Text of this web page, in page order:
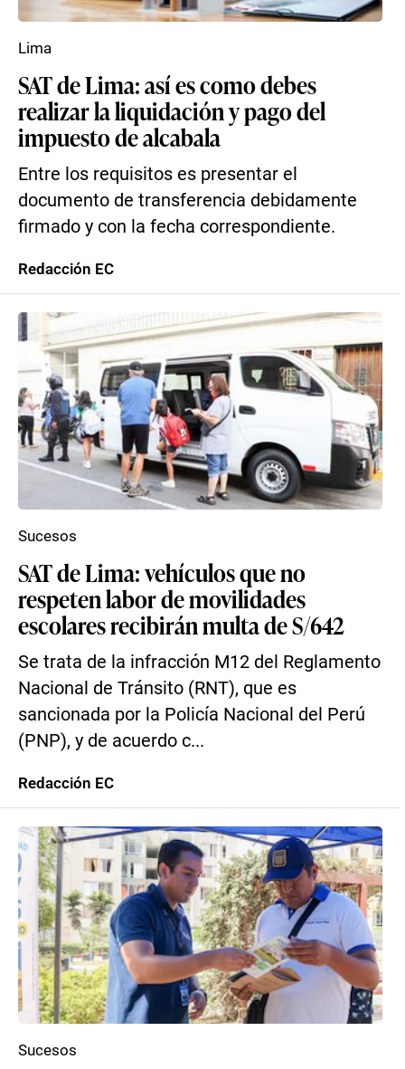
SAT de Lima: así es como debes
realizar la liquidación y pago del
impuesto de alcabala
Entre los requisitos es presentar el
documento de transferencia debidamente
firmado y con la fecha correspondiente.
Lima
Redacción EC
SAT de Lima: vehículos que no
respeten labor de movilidades
escolares recibirán multa de S/642
Se trata de la infracción M12 del Reglamento
Nacional de Tránsito (RNT), que es
sancionada por la Policía Nacional del Perú
(PNP), y de acuerdo c...
Sucesos
Redacción EC
Sucesos